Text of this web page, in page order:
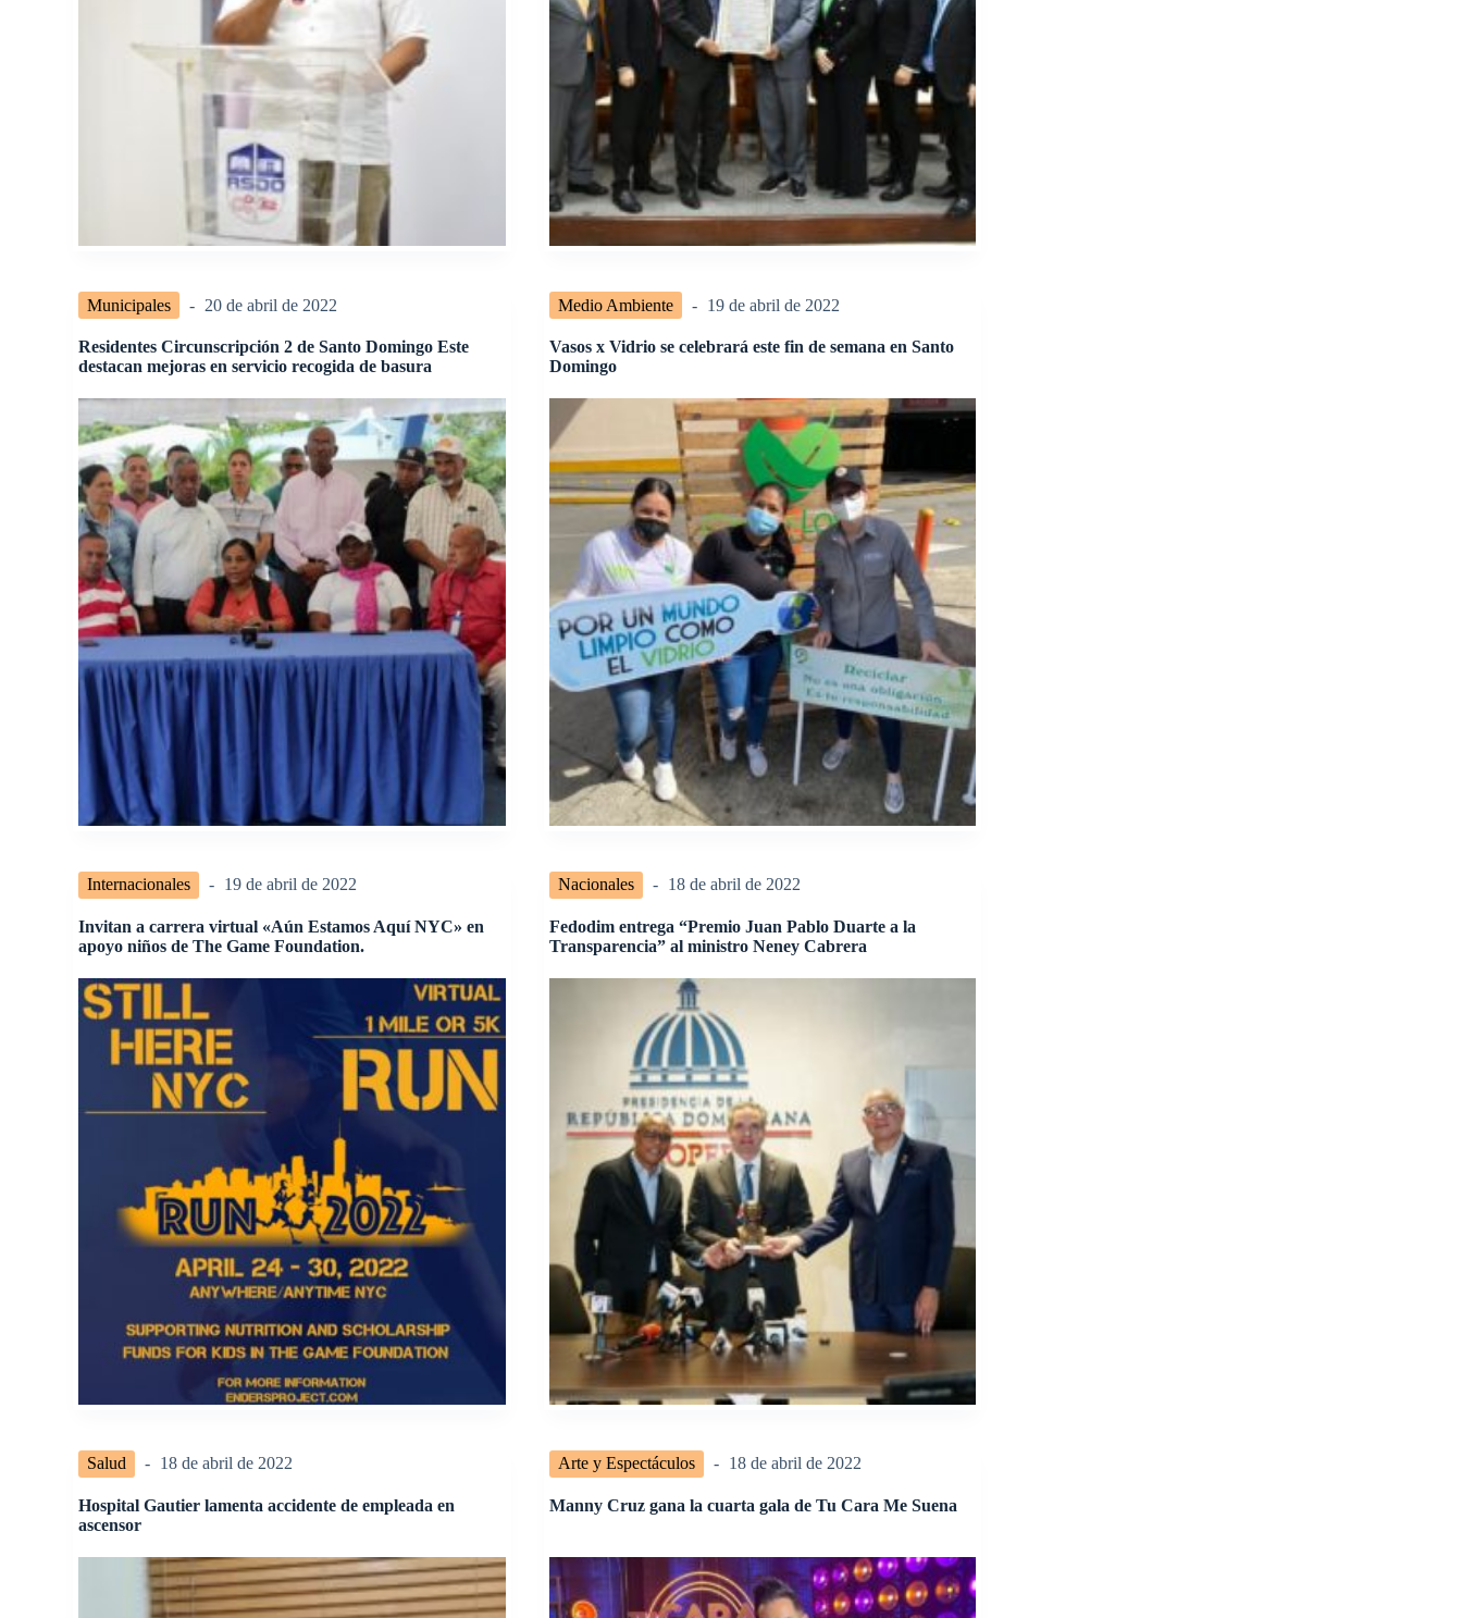
Municipales 20 de abril de 2022
Residentes Circunscripción 2 de Santo Domingo Este
destacan mejoras en servicio recogida de basura
Medio Ambiente 19 de abril de 2022
Vasos x Vidrio se celebrará este fin de semana en Santo
Domingo
Internacionales 19 de abril de 2022
Invitan a carrera virtual «Aún Estamos Aquí NYC» en
apoyo niños de The Game Foundation.
Nacionales 18 de abril de 2022
Fedodim entrega “Premio Juan Pablo Duarte a la
Transparencia” al ministro Neney Cabrera
Salud 18 de abril de 2022
Hospital Gautier lamenta accidente de empleada en
ascensor
Arte y Espectáculos 18 de abril de 2022
Manny Cruz gana la cuarta gala de Tu Cara Me Suena